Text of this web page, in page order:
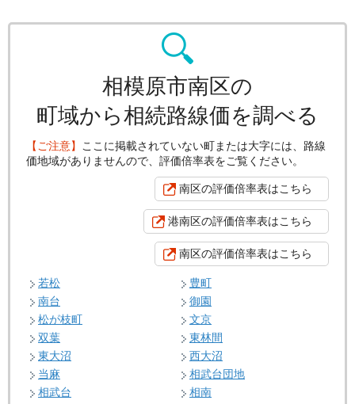
相模原市南区の
町域から相続路線価を調べる
【ご注意】 ここに掲載されていない町または大字には、路線
価地域がありませんので、評価倍率表をご覧ください。
南区の評価倍率表はこちら
港南区の評価倍率表はこちら
南区の評価倍率表はこちら
若松
豊町
南台
御園
松が枝町
文京
双葉
東林間
東大沼
西大沼
当麻
相武台団地
相武台
相南